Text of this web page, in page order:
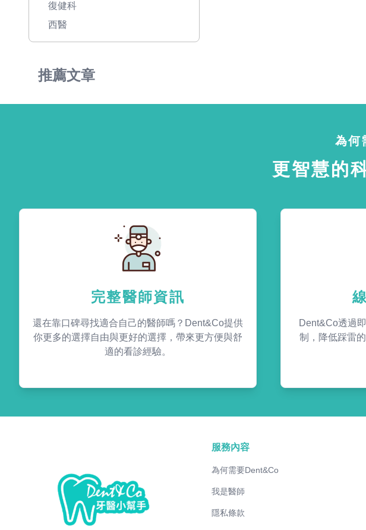
復健科
西醫
推薦文章
為何
更智慧的
完整醫師資訊
還在靠口碑尋找適合自己的醫師嗎？Dent&Co提供
你更多的選擇自由與更好的選擇，帶來更方便與舒
適的看診經驗。
Dent&Co透過
制，降低踩雷
服務內容
為何需要Dent&Co
我是醫師
隱私條款